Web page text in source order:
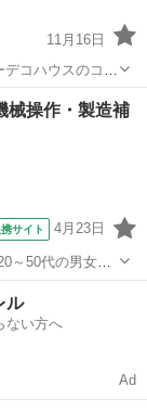
11月16日
るコンソールテ
ルテーブル
操作・製造補
サイト 4月23日
～50代の男女活
ー通勤OK！無料
気の工
ル
ない方へ
Ad